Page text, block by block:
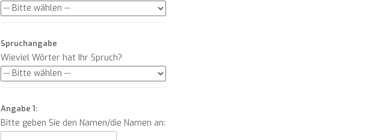
Spruchangabe
Wieviel Wörter hat Ihr Spruch?
Angabe 1:
Bitte geben Sie den Namen/die Namen an: